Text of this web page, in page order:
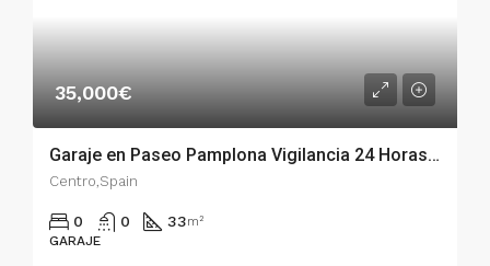
35,000€
Garaje en Paseo Pamplona Vigilancia 24 Horas – 50060
Centro,Spain
0 0 33m²
GARAJE